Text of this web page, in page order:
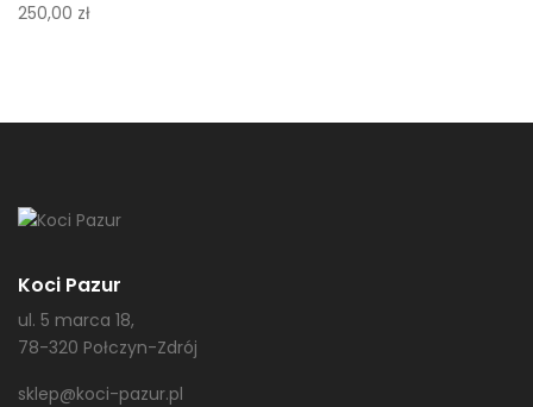
250,00 zł
Koci Pazur
ul. 5 marca 18,
78-320 Połczyn-Zdrój
sklep@koci-pazur.pl